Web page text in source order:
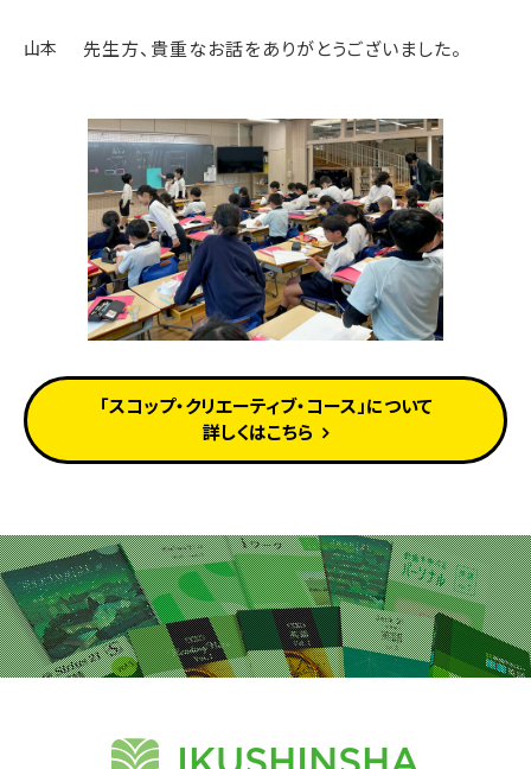
山本 先生方、貴重なお話をありがとうございました。
「スコップ・クリエーティブ・コース」について
詳しくはこちら